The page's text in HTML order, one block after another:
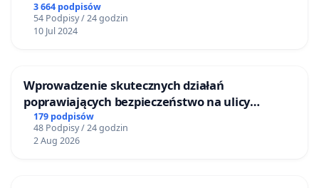
3 664 podpisów
54 Podpisy / 24 godzin
10 Jul 2024
Wprowadzenie skutecznych działań
poprawiających bezpieczeństwo na ulicy
Żeromskiego w Otwocku
179 podpisów
48 Podpisy / 24 godzin
2 Aug 2026